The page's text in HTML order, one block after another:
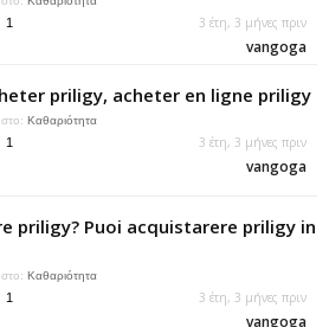
1 3 έτη, 3 μήνες πριν
vangoga
priligy, acheter en ligne priligy
στο: Καθαριότητα
1 3 έτη, 3 μήνες πριν
vangoga
priligy? Puoi acquistarere priligy in
στο: Καθαριότητα
1 3 έτη, 3 μήνες πριν
vangoga